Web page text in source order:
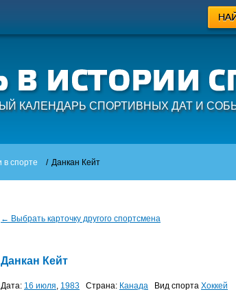
КАЛЕНДАРЬ СПОРТИВНЫХ ДАТ И
в спорте / Данкан Кейт
← Выбрать карточку другого спортсмена
Данкан Кейт
Дата: 16 июля, 1983 Страна: Канада Вид спорта Хоккей